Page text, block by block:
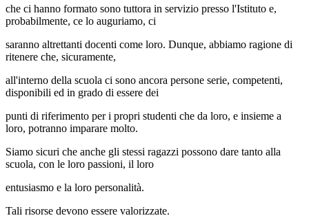
che ci hanno formato sono tuttora in servizio presso l'Istituto e,
probabilmente, ce lo auguriamo, ci
saranno altrettanti docenti come loro. Dunque, abbiamo ragione di
ritenere che, sicuramente,
all'interno della scuola ci sono ancora persone serie, competenti,
disponibili ed in grado di essere dei
punti di riferimento per i propri studenti che da loro, e insieme a
loro, potranno imparare molto.
Siamo sicuri che anche gli stessi ragazzi possono dare tanto alla
scuola, con le loro passioni, il loro
entusiasmo e la loro personalità.
Tali risorse devono essere valorizzate.